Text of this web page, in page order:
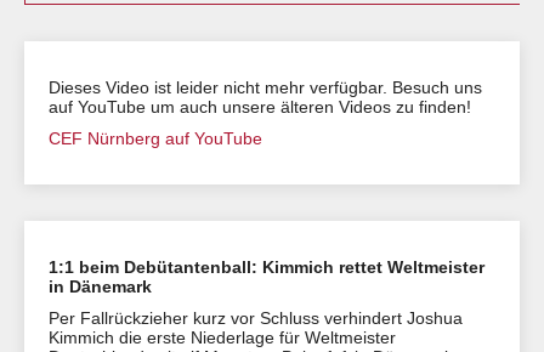
Dieses Video ist leider nicht mehr verfügbar. Besuch uns
auf YouTube um auch unsere älteren Videos zu finden!
CEF Nürnberg auf YouTube
1:1 beim Debütantenball: Kimmich rettet Weltmeister
in Dänemark
Per Fallrückzieher kurz vor Schluss verhindert Joshua
Kimmich die erste Niederlage für Weltmeister